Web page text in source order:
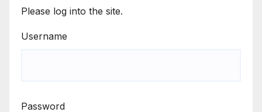
Please log into the site.
Username
Password